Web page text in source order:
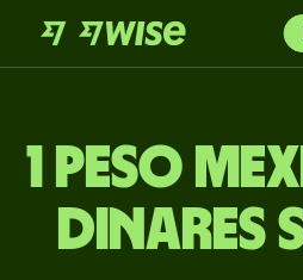
1 peso
dinares